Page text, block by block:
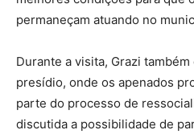
permaneçam atuando no
Durante a visita, Grazi
presídio, onde os apenados
parte do processo de
discutida a possibilidade de